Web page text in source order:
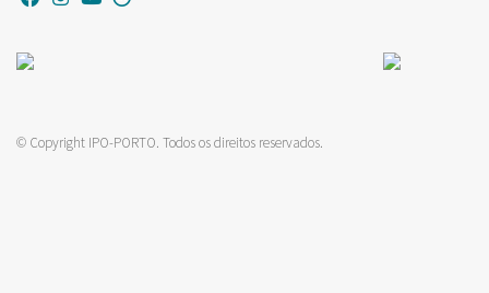
© Copyright IPO-PORTO. Todos os direitos reservados.